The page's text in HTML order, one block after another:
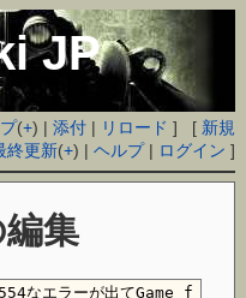
JP
(+) |添付 | リロード ] [ 新規
終更新(+) |ヘルプ| ログイン ]
集